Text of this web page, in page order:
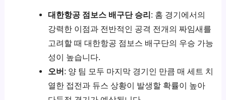
대한항공 점보스 배구단 승리: 홈 경기에서의
강력한 이점과 전반적인 공격 전개의 짜임새를
고려할 때 대한항공 점보스 배구단의 우승 가능
성이 높습니다.
오버: 양 팀 모두 마지막 경기인 만큼 매 세트 치
열한 접전과 듀스 상황이 발생할 확률이 높아